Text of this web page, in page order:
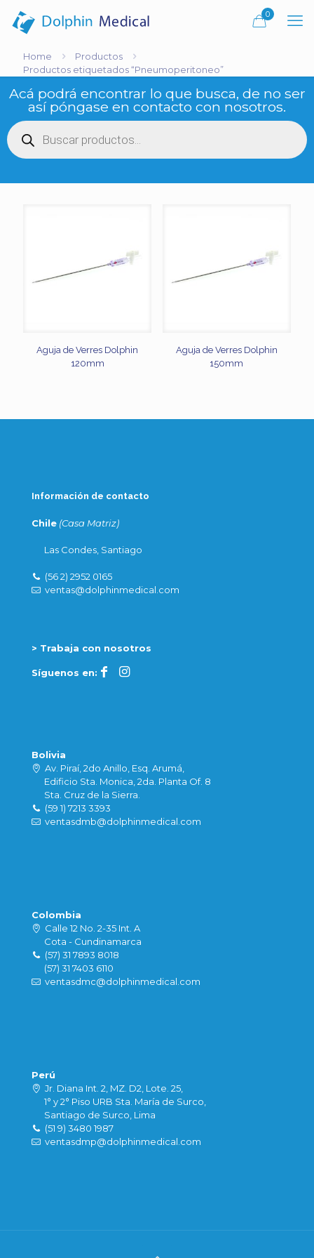
0
Home
Productos
Productos etiquetados “Pneumoperitoneo”
Acá podrá encontrar lo que busca, de no ser
así póngase en contacto con nosotros.
Búsqueda
de
productos
Aguja de Verres Dolphin
120mm
Aguja de Verres Dolphin
150mm
Información de contacto
Chile (Casa Matriz)
Las Condes, Santiago
(56 2) 2952 0165
ventas@dolphinmedical.com
> Trabaja con nosotros
Síguenos en:
Bolivia
Av. Piraí, 2do Anillo, Esq. Arumá,
Edificio Sta. Monica, 2da. Planta Of. 8
Sta. Cruz de la Sierra.
(59 1) 7213 3393
ventasdmb@dolphinmedical.com
Colombia
Calle 12 No. 2-35 Int. A
Cota - Cundinamarca
(57) 31 7893 8018
(57) 31 7403 6110
ventasdmc@dolphinmedical.com
Perú
Jr. Diana Int. 2, MZ. D2, Lote. 25,
1° y 2° Piso URB Sta. María de Surco,
Santiago de Surco, Lima
(51 9) 3480 1987
ventasdmp@dolphinmedical.com